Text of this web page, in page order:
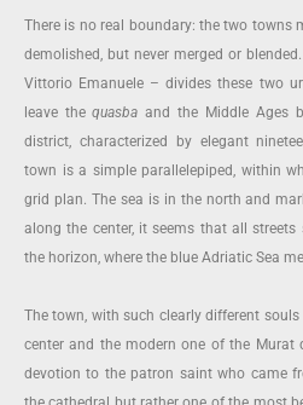
There is no real boundary: the two towns
demolished, but never merged or
Vittorio Emanuele – divides these two
leave the quasba and the Middle Ages
district, characterized by elegant
town is a simple parallelepiped, within
grid plan. The sea is in the north and
along the center, it seems that all
the horizon, where the blue Adriatic Sea
The town, with such clearly different
center and the modern one of the
devotion to the patron saint who came